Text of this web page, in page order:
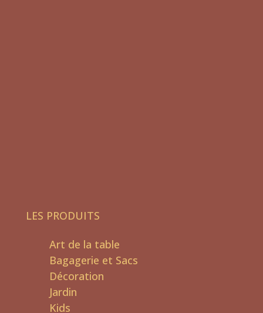
LES PRODUITS
Art de la table
Bagagerie et Sacs
Décoration
Jardin
Kids